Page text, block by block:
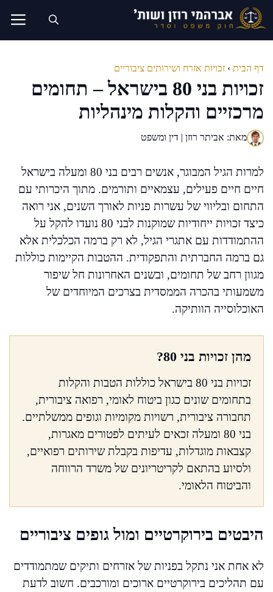
לדלג
לתוכן
דף הבית › זכויות אזרח ושירותים ציבוריים
זכויות בני 80 בישראל – תחומים
מרכזיים והקלות מינהליות
מאת: אביתר רוזן | דין ומשפט
למרות הגיל המבוגר, אנשים רבים בני 80 ומעלה בישראל
חיים חיים פעילים, עצמאיים ותורמים. מתוך היכרותי עם
התחום ובליווי של עשרות פניות לאורך השנים, אני רואה
כיצד זכויות ייחודיות שמוקנות לבני 80 נועדו להקל על
ההתמודדות עם אתגרי הגיל, לא רק ברמה הכלכלית אלא
גם ברמה החברתית והתפקודית. ההטבות הקיימות כוללות
מגוון רחב של תחומים, ובשנים האחרונות חל שיפור
משמעותי בהכרה הממסדית בצרכים המיוחדים של
האוכלוסייה הוותיקה.
מהן זכויות בני 80?
זכויות בני 80 בישראל כוללות הטבות והקלות
בתחומים שונים כגון ביטוח לאומי, רפואה ציבורית,
תחבורה ציבורית, רשויות מקומיות וגופים ממשלתיים.
בני 80 ומעלה זכאים לעיתים לפטורים מאגרות,
קצבאות מוגדלות, עדיפות בקבלת שירותים רפואיים,
ולסיוע בהתאם לקריטריונים של משרד הרווחה
והביטוח הלאומי.
היבטים בירוקרטיים ומול גופים ציבוריים
לא אחת אני נתקל בפניות של אזרחים ותיקים שמתמודדים
עם תהליכים בירוקרטיים ארוכים ומורכבים. חשוב לדעת